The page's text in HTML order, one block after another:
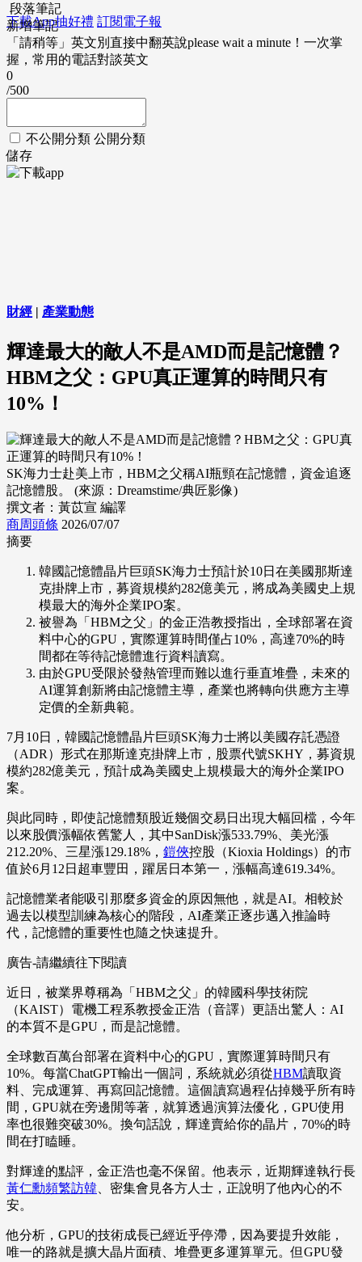
下載App抽好禮 訂閱電子報
段落筆記
新增筆記
「請稍等」英文別直接中翻英說please wait a minute！一次掌
握，常用的電話對談英文
0
/500
不公開分類 公開分類
儲存
財經 | 產業動態
輝達最大的敵人不是AMD而是記憶體？
HBM之父：GPU真正運算的時間只有
10%！
SK海力士赴美上市，HBM之父稱AI瓶頸在記憶體，資金追逐
記憶體股。 (來源：Dreamstime/典匠影像)
撰文者：黃苡宣 編譯
商周頭條 2026/07/07
摘要
韓國記憶體晶片巨頭SK海力士預計於10日在美國那斯達
克掛牌上市，募資規模約282億美元，將成為美國史上規
模最大的海外企業IPO案。
被譽為「HBM之父」的金正浩教授指出，全球部署在資
料中心的GPU，實際運算時間僅占10%，高達70%的時
間都在等待記憶體進行資料讀寫。
由於GPU受限於發熱管理而難以進行垂直堆疊，未來的
AI運算創新將由記憶體主導，產業也將轉向供應方主導
定價的全新典範。
7月10日，韓國記憶體晶片巨頭SK海力士將以美國存託憑證
（ADR）形式在那斯達克掛牌上市，股票代號SKHY，募資規
模約282億美元，預計成為美國史上規模最大的海外企業IPO
案。
與此同時，即使記憶體類股近幾個交易日出現大幅回檔，今年
以來股價漲幅依舊驚人，其中SanDisk漲533.79%、美光漲
212.20%、三星漲129.18%， 鎧俠控股（Kioxia Holdings）的市
值於6月12日超車豐田，躍居日本第一，漲幅高達619.34%。
記憶體業者能吸引那麼多資金的原因無他，就是AI。相較於
過去以模型訓練為核心的階段，AI產業正逐步邁入推論時
代，記憶體的重要性也隨之快速提升。
廣告-請繼續往下閱讀
近日，被業界尊稱為「HBM之父」的韓國科學技術院
（KAIST）電機工程系教授金正浩（音譯）更語出驚人：AI
的本質不是GPU，而是記憶體。
全球數百萬台部署在資料中心的GPU，實際運算時間只有
10%。每當ChatGPT輸出一個詞，系統就必須從HBM讀取資
料、完成運算、再寫回記憶體。這個讀寫過程佔掉幾乎所有時
間，GPU就在旁邊閒等著，就算透過演算法優化，GPU使用
率也很難突破30%。換句話說，輝達賣給你的晶片，70%的時
間在打瞌睡。
對輝達的點評，金正浩也毫不保留。他表示，近期輝達執行長
黃仁勳頻繁訪韓、密集會見各方人士，正說明了他內心的不
安。
他分析，GPU的技術成長已經近乎停滯，因為要提升效能，
唯一的路就是擴大晶片面積、堆疊更多運算單元。但GPU發